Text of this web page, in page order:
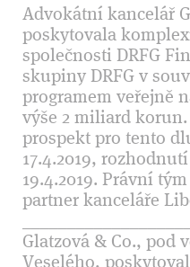
Advokátní kancelář
poskytovala
společnosti DRFG
skupiny DRFG v
programem veřejně
výše 2 miliard
prospekt pro tento
17.4.2019,
19.4.2019. Právní
partner kanceláře
Glatzová & Co., pod
Veselého,